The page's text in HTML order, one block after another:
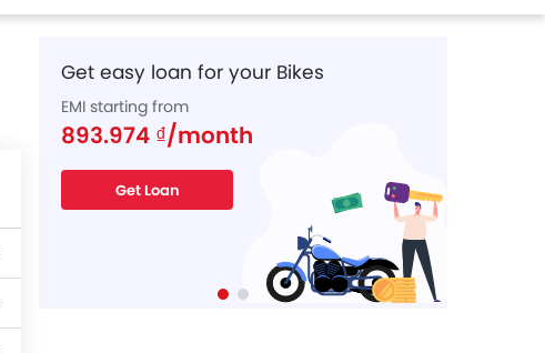
Get the exclusive offers
onHonda PCX
SRP starting from51,99 ₫ Million